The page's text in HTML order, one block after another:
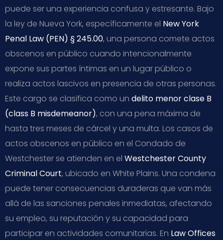
puede ser una experiencia confusa y estresante. Bajo
la ley de Nueva York, específicamente el New York
Penal Law (PEN) § 245.00, una persona comete actos
obscenos en público cuando intencionalmente
expone sus partes íntimas en un lugar público o
realiza actos lascivos en presencia de otras personas.
Este cargo se clasifica como un delito menor clase B
(class B misdemeanor), con una pena máxima de
hasta tres meses de cárcel y una multa. Los casos de
actos obscenos en público en el Condado de
Westchester se atienden en el Westchester County
Criminal Court, ubicado en White Plains. Una condena
puede tener consecuencias duraderas que van más
allá de las sanciones penales inmediatas, afectando
su empleo, su reputación y su capacidad para
participar en actividades comunitarias. En Law Offices